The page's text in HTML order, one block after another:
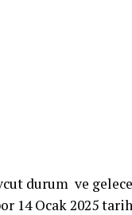
durum ve
14 Ocak 2025